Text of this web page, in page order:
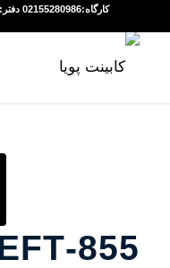
855-IN-LEFT